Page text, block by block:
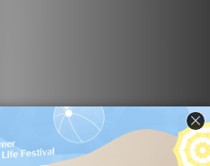
鴨梨子｜60支天絲
【鴨鴨的發呆日常】床